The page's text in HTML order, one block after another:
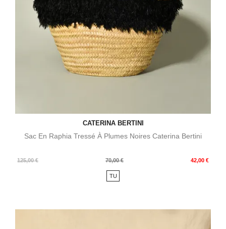
CATERINA BERTINI
Sac En Raphia Tressé À Plumes Noires Caterina Bertini
125,00 €
Prix
70,00 € 42,00 €
Prix
TU